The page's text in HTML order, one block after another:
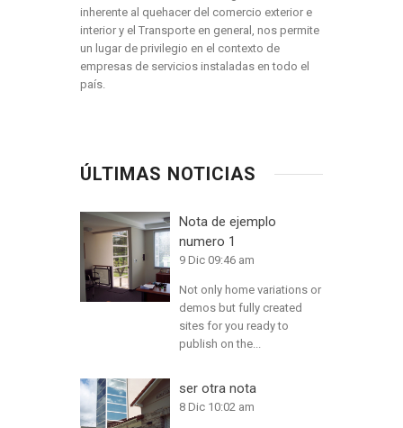
inherente al quehacer del comercio exterior e
interior y el Transporte en general, nos permite
un lugar de privilegio en el contexto de
empresas de servicios instaladas en todo el
país.
ÚLTIMAS NOTICIAS
Nota de ejemplo
numero 1
9 Dic 09:46 am
Not only home variations or
demos but fully created
sites for you ready to
publish on the...
ser otra nota
8 Dic 10:02 am